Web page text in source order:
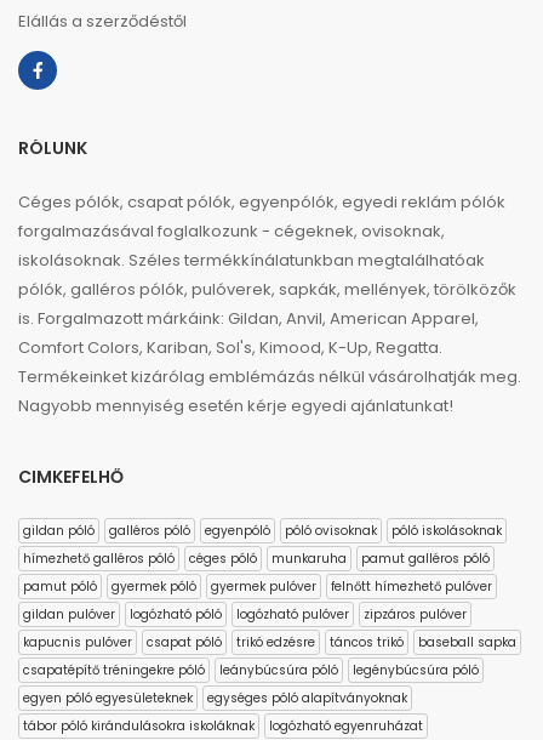
Elállás a szerződéstől
RÓLUNK
Céges pólók, csapat pólók, egyenpólók, egyedi reklám pólók
forgalmazásával foglalkozunk - cégeknek, ovisoknak,
iskolásoknak. Széles termékkínálatunkban megtalálhatóak
pólók, galléros pólók, pulóverek, sapkák, mellények, törölközők
is. Forgalmazott márkáink: Gildan, Anvil, American Apparel,
Comfort Colors, Kariban, Sol's, Kimood, K-Up, Regatta.
Termékeinket kizárólag emblémázás nélkül vásárolhatják meg.
Nagyobb mennyiség esetén kérje egyedi ajánlatunkat!
CIMKEFELHŐ
gildan póló galléros póló egyenpóló póló ovisoknak
póló iskolásoknak
hímezhető galléros póló
céges póló munkaruha
pamut galléros póló
pamut póló
gyermek póló gyermek pulóver
felnőtt hímezhető pulóver
gildan pulóver
logózható póló logózható pulóver
zipzáros pulóver
kapucnis pulóver
csapat póló trikó edzésre táncos trikó
baseball sapka
csapatépítő tréningekre póló
leánybúcsúra póló
legénybúcsúra póló
egyen póló egyesületeknek
egységes póló alapítványoknak
tábor póló kirándulásokra iskoláknak
logózható egyenruházat